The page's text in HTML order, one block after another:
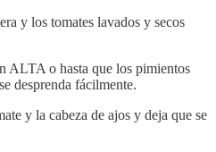
y los tomates lavados y secos
ALTA o hasta que los pimientos
desprenda fácilmente.
y la cabeza de ajos y deja que se